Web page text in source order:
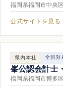
福岡県福岡市中央
公式サイトを見
県内本社 全国対
峯公認会計士
福岡県福岡市博多